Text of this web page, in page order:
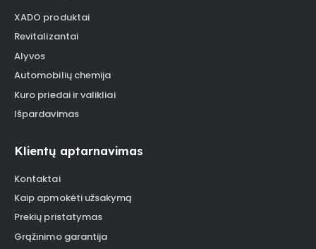
XADO produktai
Revitalizantai
Alyvos
Automobilių chemija
Kuro priedai ir valikliai
Išpardavimas
Klientų aptarnavimas
Kontaktai
Kaip apmokėti užsakymą
Prekių pristatymas
Grąžinimo garantija